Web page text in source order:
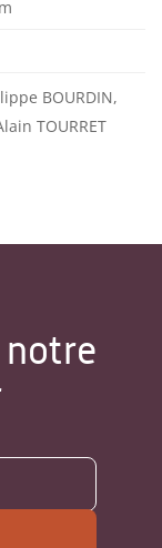
BOURDIN,
TOURRET
notre